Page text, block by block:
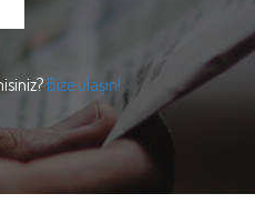
Bize ulaşın!